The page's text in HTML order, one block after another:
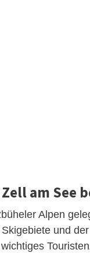
am See
Alpen
und